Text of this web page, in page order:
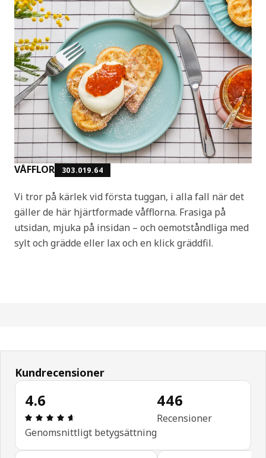
VÅFFLOR 303.019.64
Vi tror på kärlek vid första tuggan, i alla fall när det
gäller de här hjärtformade våfflorna. Frasiga på
utsidan, mjuka på insidan – och oemotståndliga med
sylt och grädde eller lax och en klick gräddfil.
Kundrecensioner
4.6
Recension: 4.6 utav 5 stjärnor. Totalt antal
Genomsnittligt betygsättning
446
Recensioner